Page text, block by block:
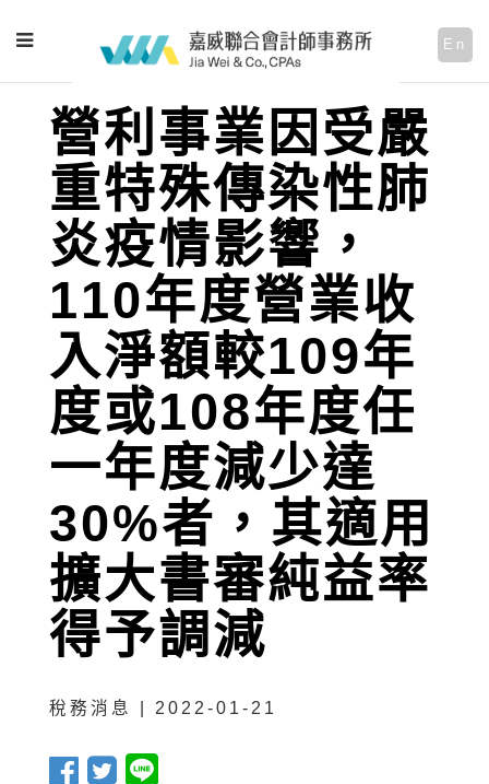
En
營利事業因受嚴
重特殊傳染性肺
炎疫情影響，
110年度營業收
入淨額較109年
度或108年度任
一年度減少達
30%者，其適用
擴大書審純益率
得予調減
稅務消息 | 2022-01-21